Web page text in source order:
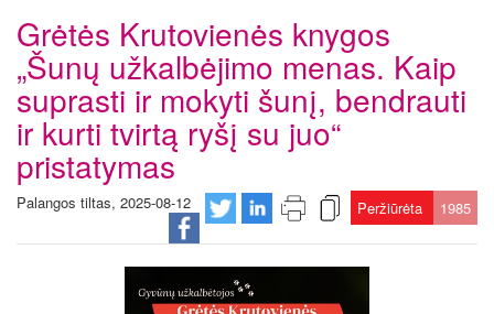
Grėtės Krutovienės knygos
„Šunų užkalbėjimo menas. Kaip
suprasti ir mokyti šunį, bendrauti
ir kurti tvirtą ryšį su juo“
pristatymas
Palangos tiltas, 2025-08-12 Peržiūrėta 1985